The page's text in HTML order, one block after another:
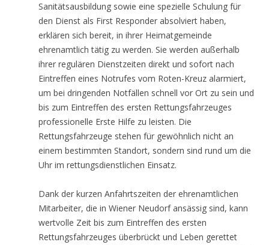
Sanitätsausbildung sowie eine spezielle Schulung für
den Dienst als First Responder absolviert haben,
erklären sich bereit, in ihrer Heimatgemeinde
ehrenamtlich tätig zu werden. Sie werden außerhalb
ihrer regulären Dienstzeiten direkt und sofort nach
Eintreffen eines Notrufes vom Roten-Kreuz alarmiert,
um bei dringenden Notfällen schnell vor Ort zu sein und
bis zum Eintreffen des ersten Rettungsfahrzeuges
professionelle Erste Hilfe zu leisten. Die
Rettungsfahrzeuge stehen für gewöhnlich nicht an
einem bestimmten Standort, sondern sind rund um die
Uhr im rettungsdienstlichen Einsatz.
Dank der kurzen Anfahrtszeiten der ehrenamtlichen
Mitarbeiter, die in Wiener Neudorf ansässig sind, kann
wertvolle Zeit bis zum Eintreffen des ersten
Rettungsfahrzeuges überbrückt und Leben gerettet